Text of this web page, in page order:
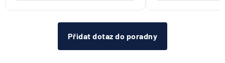
Přidat dotaz do poradny